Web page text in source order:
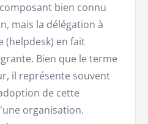
bien connu
mais la délégation à
(helpdesk) en fait
Bien que le terme
il représente souvent
de cette
organisation.